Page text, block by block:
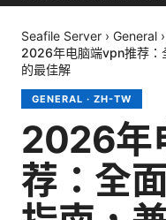
Seafile Server › General ›
2026年电脑端vpn推荐：
的最佳解
GENERAL · ZH-TW
2026年
荐：全